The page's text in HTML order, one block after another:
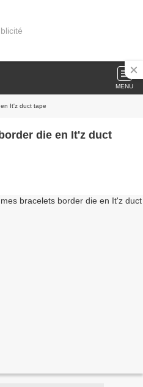
MENU
It'z duct tape
die en It'z duct